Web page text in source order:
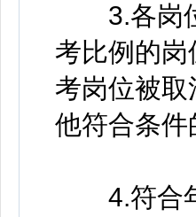
3.各岗位
考比例的
考岗位被
他符合条件
4.符合年